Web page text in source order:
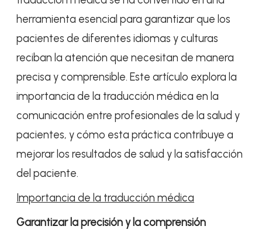
herramienta esencial para garantizar que los
pacientes de diferentes idiomas y culturas
reciban la atención que necesitan de manera
precisa y comprensible. Este artículo explora la
importancia de la traducción médica en la
comunicación entre profesionales de la salud y
pacientes, y cómo esta práctica contribuye a
mejorar los resultados de salud y la satisfacción
del paciente.
Importancia de la traducción médica
Garantizar la precisión y la comprensión